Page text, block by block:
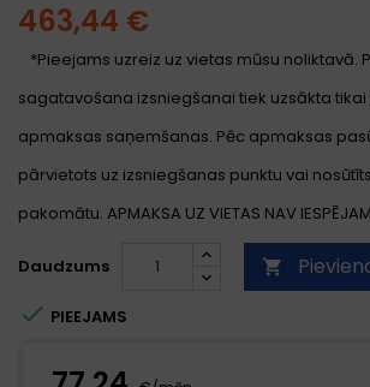
463,44 €
*Pieejams uzreiz uz vietas mūsu noliktavā.
sagatavošana izsniegšanai tiek uzsākta
apmaksas saņemšanas. Pēc apmaksas
pārvietots uz izsniegšanas punktu vai
pakomātu. APMAKSA UZ VIETAS NAV
Daudzums 
 PIEEJAMS